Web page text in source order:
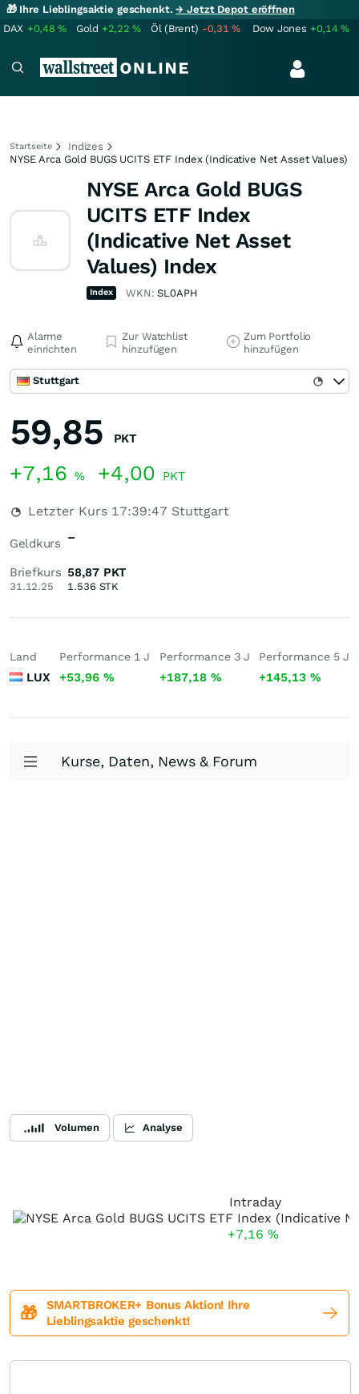
🎁 Ihre Lieblingsaktie geschenkt.→ Jetzt Depot eröffnen
DAX +0,48% Gold +2,22% Öl (Brent) -0,31% Dow Jones +0,14%
Startseite
Indizes
NYSE Arca Gold BUGS UCITS ETF Index (Indicative Net Asset Values)
NYSE Arca Gold BUGS
UCITS ETF Index
(Indicative Net Asset
Values) Index
Index WKN:SL0APH
Alarme
einrichten
Zur Watchlist
hinzufügen
Zum Portfolio
hinzufügen
Stuttgart
59,85 PKT
+7,16 % +4,00 PKT
Letzter Kurs 17:39:47 Stuttgart
Geldkurs –
Briefkurs
31.12.25
58,87 PKT
1.536STK
Land
LUX
Performance 1 J
+53,96%
Performance 3 J
+187,18 %
Performance 5 J
+145,13 %
Kurse, Daten, News & Forum
Volumen Analyse
Intraday
+7,16 %
🎁
SMARTBROKER+ Bonus Aktion! Ihre
Lieblingsaktie geschenkt!